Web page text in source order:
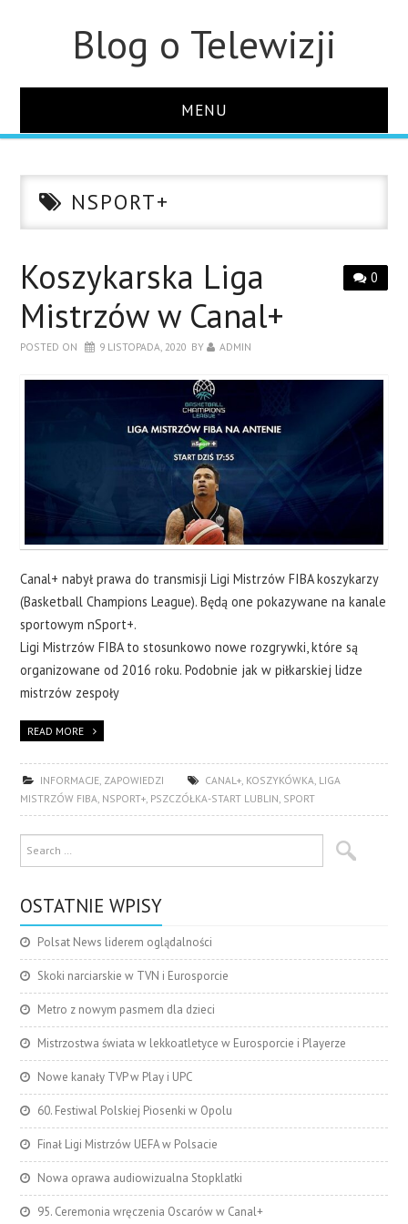
Blog o Telewizji
MENU
O STRONIENSPORT+
0
Koszykarska Liga
Mistrzów w Canal+
POSTED ON 9 LISTOPADA, 2020 BY ADMIN
Canal+ nabył prawa do transmisji Ligi Mistrzów FIBA koszykarzy
(Basketball Champions League). Będą one pokazywane na kanale
sportowym nSport+.
Ligi Mistrzów FIBA to stosunkowo nowe rozgrywki, które są
organizowane od 2016 roku. Podobnie jak w piłkarskiej lidze
mistrzów zespoły
READ MORE
INFORMACJE, ZAPOWIEDZI CANAL+, KOSZYKÓWKA, LIGA
MISTRZÓW FIBA, NSPORT+, PSZCZÓŁKA-START LUBLIN, SPORT
OSTATNIE WPISY
Polsat News liderem oglądalności
Skoki narciarskie w TVN i Eurosporcie
Metro z nowym pasmem dla dzieci
Mistrzostwa świata w lekkoatletyce w Eurosporcie i Playerze
Nowe kanały TVP w Play i UPC
60. Festiwal Polskiej Piosenki w Opolu
Finał Ligi Mistrzów UEFA w Polsacie
Nowa oprawa audiowizualna Stopklatki
95. Ceremonia wręczenia Oscarów w Canal+